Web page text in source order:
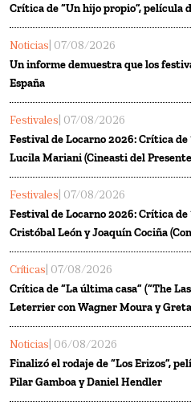
Crítica de “Un hijo propio”,
Noticias | 07/08/2026
Un informe demuestra que los
España
Festivales | 07/08/2026
Festival de Locarno 2026: Crítica de
Lucila Mariani (Cineasti del
Festivales | 07/08/2026
Festival de Locarno 2026: Crítica de
Cristóbal León y Joaquín Cociña
Críticas | 07/08/2026
Crítica de “La última casa” (“The
Leterrier con Wagner Moura y
Noticias | 06/08/2026
Finalizó el rodaje de “Los Erizos”,
Pilar Gamboa y Daniel Hendler